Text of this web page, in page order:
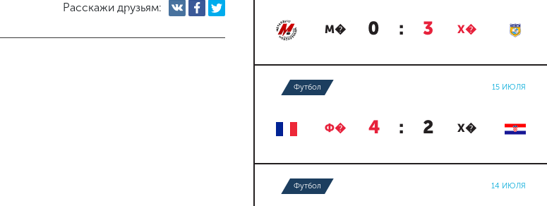
Расскажи друзьям:
М� 0 : 3 Х�
Футбол 15 ИЮЛЯ
Ф� 4 : 2 Х�
Футбол 14 ИЮЛЯ